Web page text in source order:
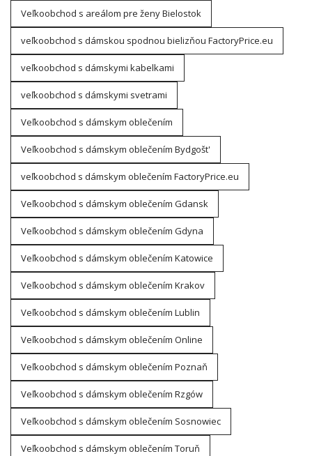
Veľkoobchod s areálom pre ženy Bielostok
veľkoobchod s dámskou spodnou bielizňou FactoryPrice.eu
veľkoobchod s dámskymi kabelkami
veľkoobchod s dámskymi svetrami
Veľkoobchod s dámskym oblečením
Veľkoobchod s dámskym oblečením Bydgošt'
veľkoobchod s dámskym oblečením FactoryPrice.eu
Veľkoobchod s dámskym oblečením Gdansk
Veľkoobchod s dámskym oblečením Gdyna
Veľkoobchod s dámskym oblečením Katowice
Veľkoobchod s dámskym oblečením Krakov
Veľkoobchod s dámskym oblečením Lublin
Veľkoobchod s dámskym oblečením Online
Veľkoobchod s dámskym oblečením Poznaň
Veľkoobchod s dámskym oblečením Rzgów
Veľkoobchod s dámskym oblečením Sosnowiec
Veľkoobchod s dámskym oblečením Toruň